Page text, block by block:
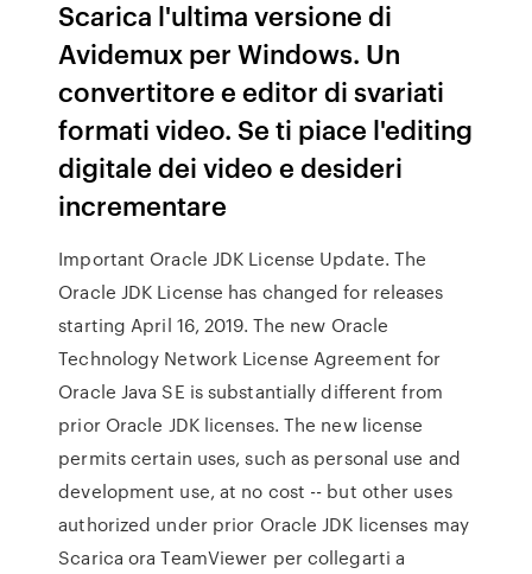
Scarica l'ultima versione di
Avidemux per Windows. Un
convertitore e editor di svariati
formati video. Se ti piace l'editing
digitale dei video e desideri
incrementare
Important Oracle JDK License Update. The
Oracle JDK License has changed for releases
starting April 16, 2019. The new Oracle
Technology Network License Agreement for
Oracle Java SE is substantially different from
prior Oracle JDK licenses. The new license
permits certain uses, such as personal use and
development use, at no cost -- but other uses
authorized under prior Oracle JDK licenses may
Scarica ora TeamViewer per collegarti a